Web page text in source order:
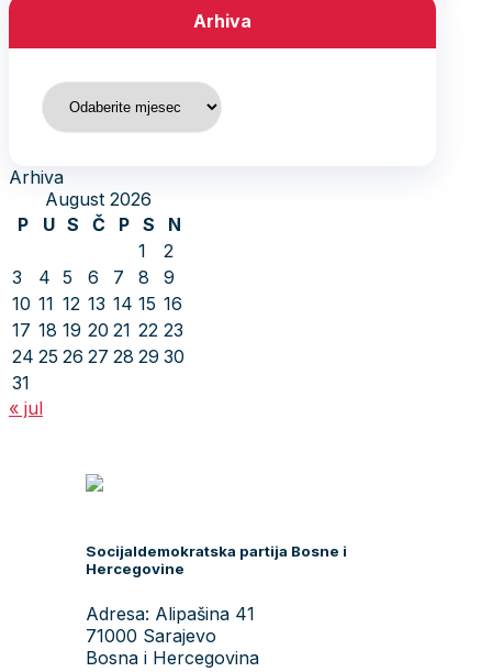
Arhiva
Arhiva
Arhiva
August 2026
P
U S Č P S
N
1
2
3
4 5 6 7 8
9
10 11 12 13 14 15 16
17 18 19 20 21 22 23
24 25 26 27 28 29 30
31
« jul
Socijaldemokratska partija Bosne i
Hercegovine
Adresa: Alipašina 41
71000 Sarajevo
Bosna i Hercegovina